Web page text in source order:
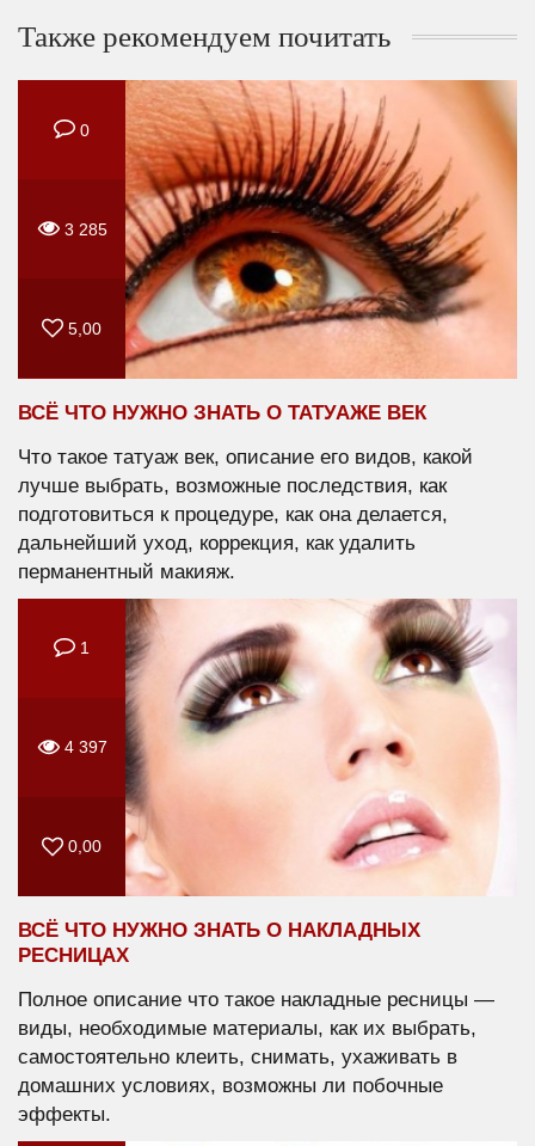
Также рекомендуем почитать
0
3 285
5,00
ВСЁ ЧТО НУЖНО ЗНАТЬ О ТАТУАЖЕ ВЕК
Что такое татуаж век, описание его видов, какой
лучше выбрать, возможные последствия, как
подготовиться к процедуре, как она делается,
дальнейший уход, коррекция, как удалить
перманентный макияж.
1
4 397
0,00
ВСЁ ЧТО НУЖНО ЗНАТЬ О НАКЛАДНЫХ
РЕСНИЦАХ
Полное описание что такое накладные ресницы —
виды, необходимые материалы, как их выбрать,
самостоятельно клеить, снимать, ухаживать в
домашних условиях, возможны ли побочные
эффекты.